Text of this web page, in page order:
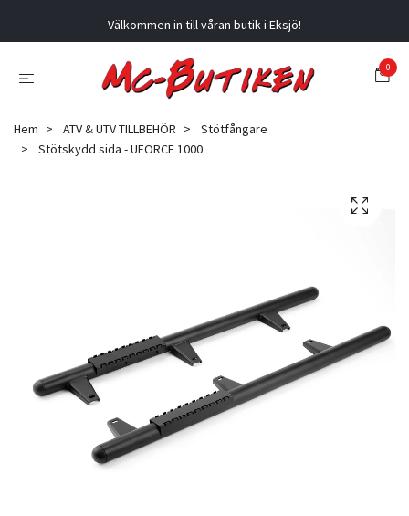
Välkommen in till våran butik i Eksjö!
0
Hem ATV & UTV TILLBEHÖR
Stötfångare
Stötskydd sida - UFORCE 1000